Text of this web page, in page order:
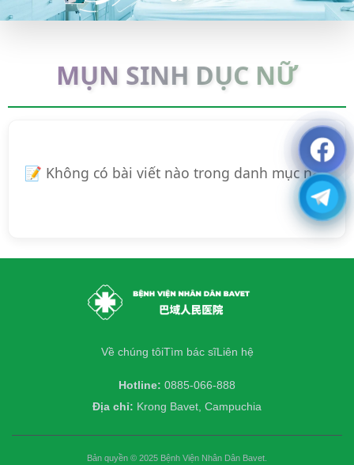
MỤN SINH DỤC NỮ
📝 Không có bài viết nào trong danh mục này.
Về chúng tôiTìm bác sĩLiên hệ
Hotline: 0885-066-888
Địa chỉ: Krong Bavet, Campuchia
Bản quyền © 2025 Bệnh Viện Nhân Dân Bavet.